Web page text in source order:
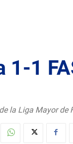
1-1
la Liga Mayor de